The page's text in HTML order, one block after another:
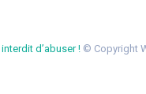
d’abuser ! © Copyright